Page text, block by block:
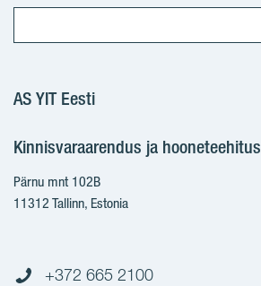
AS YIT Eesti
Kinnisvaraarendus ja hooneteehitus
Pärnu mnt 102B
11312 Tallinn, Estonia
+372 665 2100